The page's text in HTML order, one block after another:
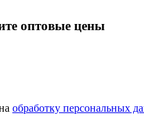
оптовые цены
обработку персональных